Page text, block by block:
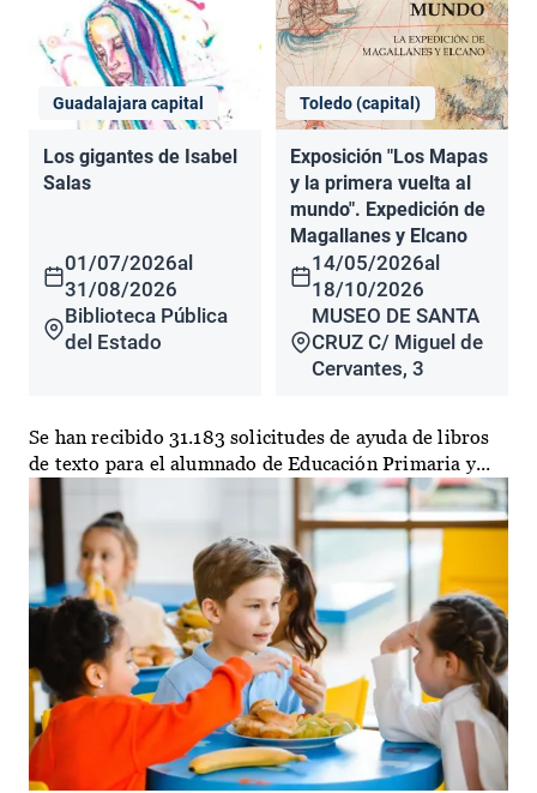
Guadalajara capital
Los gigantes de Isabel
Salas
01/07/2026al
31/08/2026
Biblioteca Pública
del Estado
Toledo (capital)
Exposición "Los Mapas
y la primera vuelta al
mundo". Expedición de
Magallanes y Elcano
14/05/2026al
18/10/2026
MUSEO DE SANTA
CRUZ C/ Miguel de
Cervantes, 3
Se han recibido 31.183 solicitudes de ayuda de libros
de texto para el alumnado de Educación Primaria y...